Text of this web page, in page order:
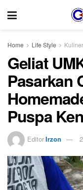
Home Life Style Kuliner
Geliat
Pasarkan
Puspa
EditorIrzon